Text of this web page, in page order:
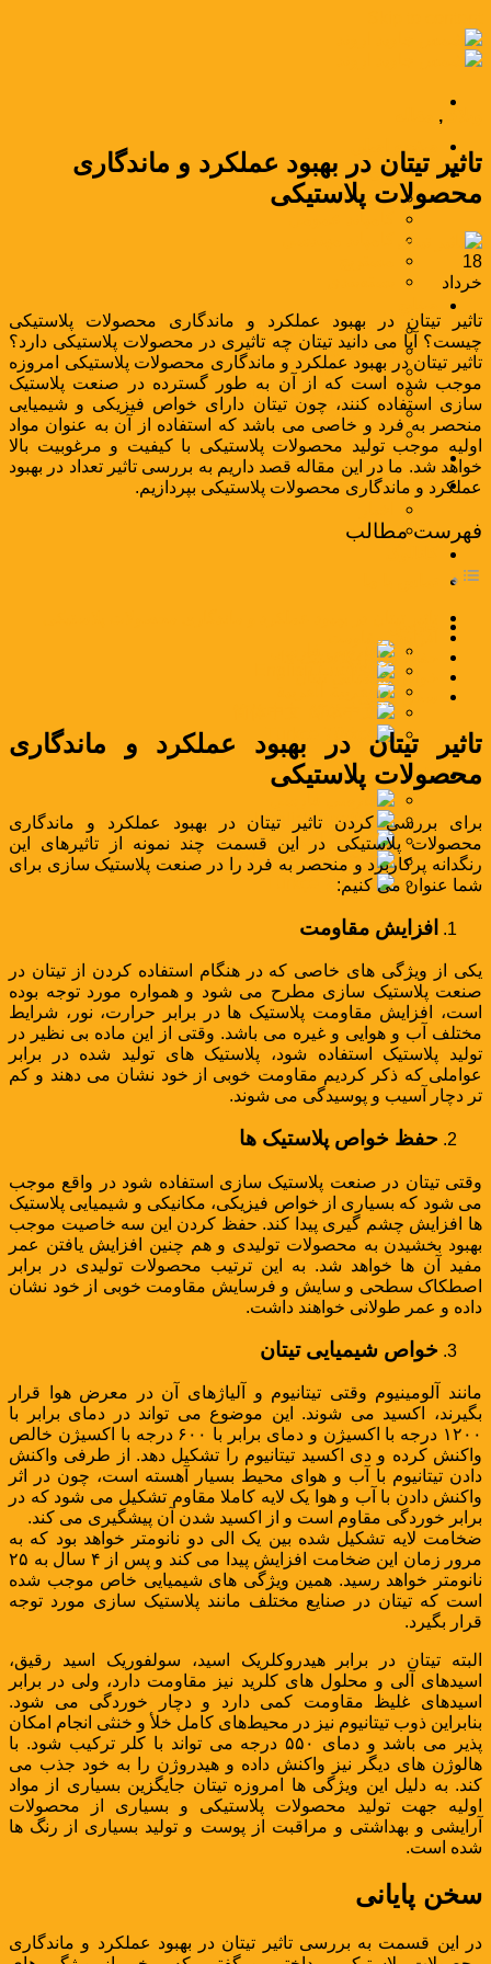
صفحه اصلی
محصولات
وکس پلی اتیلن
صنعت بسته‌بندی
صنعت نساجی
صنعت خودرو
صنعت راه و ساختمان
صنعت سیم و کابل
صنعت لوازم خانگی
مواد بازرگانی
اخبار و مقالات
مقالات
فارسی
English
العربية
简体中文
,
تاثیر تیتان در بهبود عملکرد و ماندگاری
محصولات پلاستیکی
18
خرداد
تاثیر تیتان در بهبود عملکرد و ماندگاری محصولات پلاستیکی
چیست؟ آیا می دانید تیتان چه تاثیری در محصولات پلاستیکی دارد؟
تاثیر تیتان در بهبود عملکرد و ماندگاری محصولات پلاستیکی امروزه
موجب شده است که از آن به طور گسترده در صنعت پلاستیک
سازی استفاده کنند، چون تیتان دارای خواص فیزیکی و شیمیایی
منحصر به فرد و خاصی می باشد که استفاده از آن به عنوان مواد
اولیه موجب تولید محصولات پلاستیکی با کیفیت و مرغوبیت بالا
خواهد شد. ما در این مقاله قصد داریم به بررسی تاثیر تعداد در بهبود
عملکرد و ماندگاری محصولات پلاستیکی بپردازیم.
فهرست مطالب
افزایش مقاومت
حفظ خواص پلاستیک ها
خواص شیمیایی تیتان
سخن پایانی
تاثیر تیتان در بهبود عملکرد و ماندگاری
محصولات پلاستیکی
برای بررسی کردن تاثیر تیتان در بهبود عملکرد و ماندگاری
محصولات پلاستیکی در این قسمت چند نمونه از تاثیرهای این
رنگدانه پرکاربرد و منحصر به فرد را در صنعت پلاستیک سازی برای
شما عنوان می‌ کنیم:
افزایش مقاومت
یکی از ویژگی های خاصی که در هنگام استفاده کردن از تیتان در
صنعت پلاستیک سازی مطرح می‌ شود و همواره مورد توجه بوده
است، افزایش مقاومت پلاستیک ها در برابر حرارت، نور، شرایط
مختلف آب و هوایی و غیره می باشد. وقتی از این ماده بی نظیر در
تولید پلاستیک استفاده شود، پلاستیک های تولید شده در برابر
عواملی که ذکر کردیم مقاومت خوبی از خود نشان می دهند و کم
تر دچار آسیب و پوسیدگی می شوند.
حفظ خواص پلاستیک ها
وقتی تیتان در صنعت پلاستیک سازی استفاده شود در واقع موجب
می‌ شود که بسیاری از خواص فیزیکی، مکانیکی و شیمیایی پلاستیک
ها افزایش چشم گیری پیدا کند. حفظ کردن این سه خاصیت موجب
بهبود بخشیدن به محصولات تولیدی و هم چنین افزایش یافتن عمر
مفید آن ها خواهد شد. به این ترتیب محصولات تولیدی در برابر
اصطکاک سطحی و سایش و فرسایش مقاومت خوبی از خود نشان
داده و عمر طولانی خواهند داشت.
خواص شیمیایی تیتان
مانند آلومینیوم وقتی تیتانیوم و آلیاژهای آن در معرض هوا قرار
بگیرند، اکسید می شوند. این موضوع می‌ تواند در دمای برابر با
۱۲۰۰ درجه با اکسیژن و دمای برابر با ۶۰۰ درجه با اکسیژن خالص
واکنش کرده و دی اکسید تیتانیوم را تشکیل دهد. از طرفی واکنش
دادن تیتانیوم با آب و هوای محیط بسیار آهسته است، چون در اثر
واکنش دادن با آب و هوا یک لایه کاملا مقاوم تشکیل می شود که در
برابر خوردگی مقاوم است و از اکسید شدن آن پیشگیری می کند.
ضخامت لایه تشکیل شده بین یک الی دو نانومتر خواهد بود که به
مرور زمان این ضخامت افزایش پیدا می کند و پس از ۴ سال به ۲۵
نانومتر خواهد رسید. همین ویژگی های شیمیایی خاص موجب شده
است که تیتان در صنایع مختلف مانند پلاستیک سازی مورد توجه
قرار بگیرد.
البته تیتان در برابر هیدروکلریک اسید، سولفوریک اسید رقیق،
اسیدهای آلی و محلول های کلرید نیز مقاومت دارد، ولی در برابر
اسیدهای غلیظ مقاومت کمی دارد و دچار خوردگی می شود.
بنابراین ذوب تیتانیوم نیز در محیط‌های کامل خلأ و خنثی انجام امکان
پذیر می باشد و دمای ۵۵۰ درجه می تواند با کلر ترکیب شود. با
هالوژن های دیگر نیز واکنش داده و هیدروژن را به خود جذب می
کند. به دلیل این ویژگی ها امروزه تیتان جایگزین بسیاری از مواد
اولیه جهت تولید محصولات پلاستیکی و بسیاری از محصولات
آرایشی و بهداشتی و مراقبت از پوست و تولید بسیاری از رنگ ها
شده است.
سخن پایانی
در این قسمت به بررسی تاثیر تیتان در بهبود عملکرد و ماندگاری